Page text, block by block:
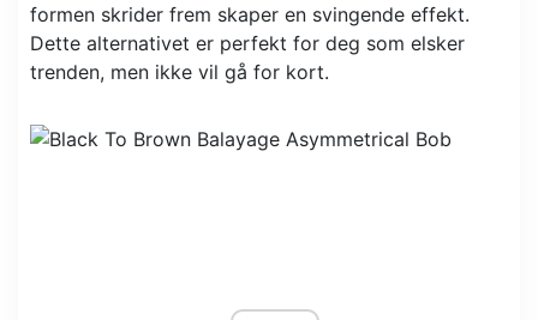
formen skrider frem skaper en svingende effekt.
Dette alternativet er perfekt for deg som elsker
trenden, men ikke vil gå for kort.